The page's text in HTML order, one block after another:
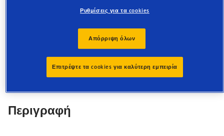
Χειρισμός ακριβείας και ομοιόμορφη φθορά
Ομαλή και ήσυχη διαδρομή
Τεχνολογία ΠΡΟΣΤΑΣΙΑΣ ΖΑΝΤΑΣ
Περιγραφή
Ρυθμίσεις για τα cookies
Απόρριψη όλων
Επιτρέψτε τα cookies για καλύτερη εμπειρία